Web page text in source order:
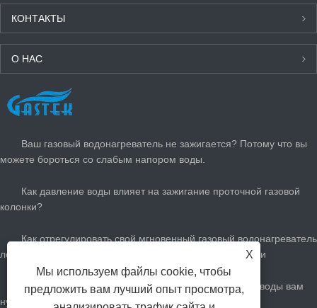
КОНТАКТЫ
О НАС
ПОСЛЕДНИЕ НОВОСТИ
Ваш газовый водонагреватель не зажигается? Потому что вы
можете бороться со слабым напором воды.
Как давление воды влияет на зажигание проточной газовой
колонки?
Как отрегулировать свой мгновенный газовый водонагреватель
летом: сократить счета за газ и оставаться прохладными
Насколько большой газовой обогреватель горячей воды вам
нужен?
X
Мы используем файлы cookie, чтобы
предложить вам лучший опыт просмотра,